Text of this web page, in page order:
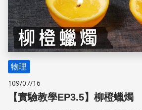
物理
109/07/16
【實驗教學EP3.5】柳橙蠟燭